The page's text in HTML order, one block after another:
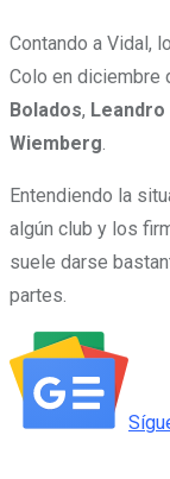
Contando a Vidal,
Colo en diciembre
Bolados, Leandro
Wiemberg.
Entendiendo la
algún club y los
suele darse
partes.